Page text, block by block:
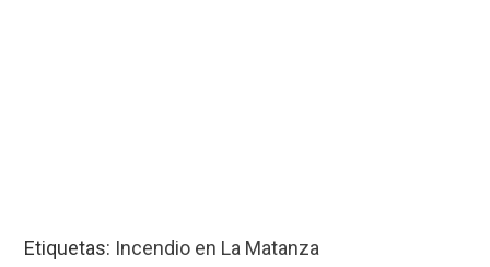
Etiquetas: Incendio en La Matanza